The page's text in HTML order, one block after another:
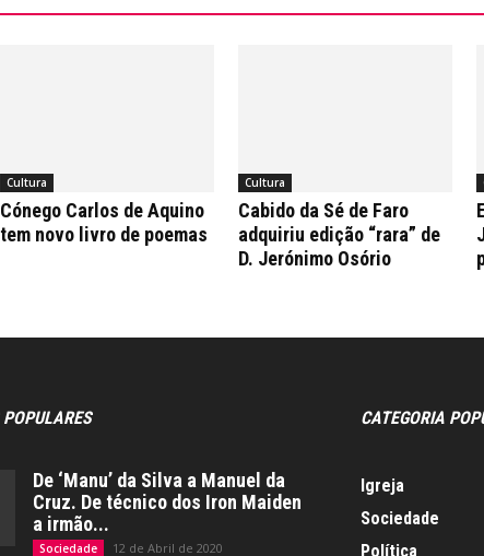
Cultura
Cónego Carlos de Aquino
tem novo livro de poemas
Cultura
Cabido da Sé de Faro
adquiriu edição “rara” de
D. Jerónimo Osório
De ‘Manu’ da Silva a Manuel da
Cruz. De técnico dos Iron Maiden
a irmão...
Sociedade 12 de Abril de 2020
CATEGORIA
Igreja
Sociedade
Política